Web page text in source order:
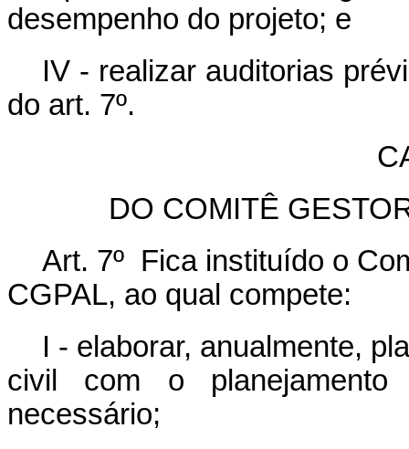
desempenho do projeto; e
IV - realizar auditorias
do art. 7º.
DO COMITÊ
Art. 7º Fica instituído o
CGPAL, ao qual compete:
I - elaborar, anualmente,
civil com o
necessário;